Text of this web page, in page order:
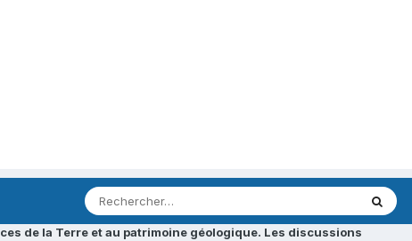
de la Terre et au patrimoine géologique. Les discussions